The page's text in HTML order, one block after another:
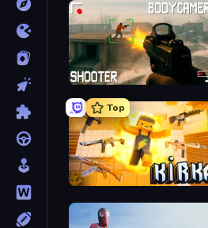
BodyCamera Shooter
Top
Kirka.io